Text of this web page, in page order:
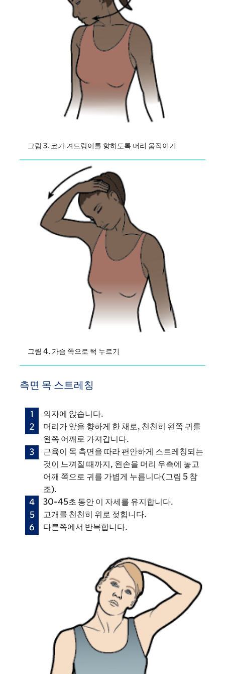
그림 3. 코가 겨드랑이를 향하도록 머리 움직이기
그림 4. 가슴 쪽으로 턱 누르기
측면 목 스트레칭
의자에 앉습니다.
머리가 앞을 향하게 한 채로, 천천히 왼쪽 귀를
왼쪽 어깨로 가져갑니다.
근육이 목 측면을 따라 편안하게 스트레칭되는
것이 느껴질 때까지, 왼손을 머리 우측에 놓고
어깨 쪽으로 귀를 가볍게 누릅니다(그림 5 참
조).
30-45초 동안 이 자세를 유지합니다.
고개를 천천히 위로 젖힙니다.
다른쪽에서 반복합니다.